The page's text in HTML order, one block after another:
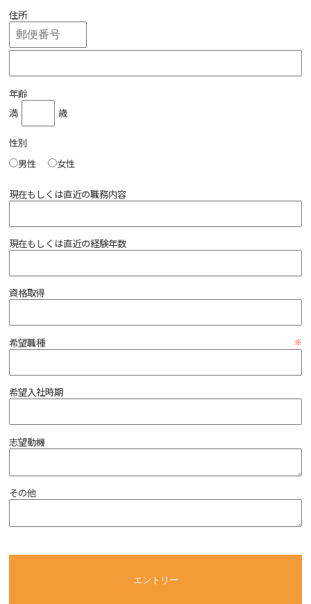
住所
年齢
満
歳
性別
男性
女性
現在もしくは直近の職務内容
現在もしくは直近の経験年数
資格取得
希望職種
希望入社時期
志望動機
その他
エントリー